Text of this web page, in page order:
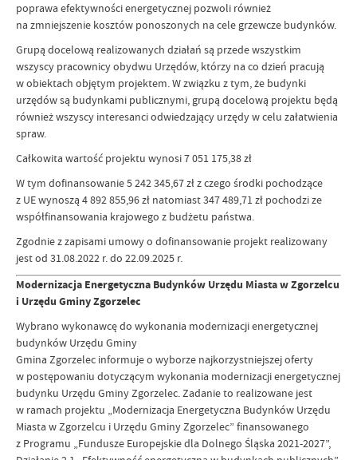
poprawa efektywności energetycznej pozwoli również
na zmniejszenie kosztów ponoszonych na cele grzewcze budynków.
Grupą docelową realizowanych działań są przede wszystkim
wszyscy pracownicy obydwu Urzędów, którzy na co dzień pracują
w obiektach objętym projektem. W związku z tym, że budynki
urzędów są budynkami publicznymi, grupą docelową projektu będą
również wszyscy interesanci odwiedzający urzędy w celu załatwienia
spraw.
Całkowita wartość projektu wynosi 7 051 175,38 zł
W tym dofinansowanie 5 242 345,67 zł z czego środki pochodzące
z UE wynoszą 4 892 855,96 zł natomiast 347 489,71 zł pochodzi ze
współfinansowania krajowego z budżetu państwa.
Zgodnie z zapisami umowy o dofinansowanie projekt realizowany
jest od 31.08.2022 r. do 22.09.2025 r.
Modernizacja Energetyczna Budynków Urzędu Miasta w Zgorzelcu
i Urzędu Gminy Zgorzelec
Wybrano wykonawcę do wykonania modernizacji energetycznej
budynków Urzędu Gminy
Gmina Zgorzelec informuje o wyborze najkorzystniejszej oferty
w postępowaniu dotyczącym wykonania modernizacji energetycznej
budynku Urzędu Gminy Zgorzelec. Zadanie to realizowane jest
w ramach projektu „Modernizacja Energetyczna Budynków Urzędu
Miasta w Zgorzelcu i Urzędu Gminy Zgorzelec” finansowanego
z Programu „Fundusze Europejskie dla Dolnego Śląska 2021-2027”,